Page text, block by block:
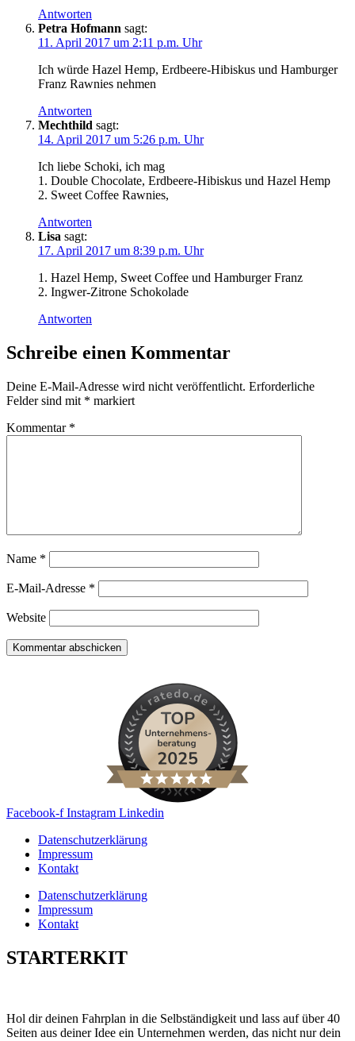
Antworten
Petra Hofmann sagt:
11. April 2017 um 2:11 p.m. Uhr
Ich würde Hazel Hemp, Erdbeere-Hibiskus und Hamburger
Franz Rawnies nehmen
Antworten
Mechthild sagt:
14. April 2017 um 5:26 p.m. Uhr
Ich liebe Schoki, ich mag
1. Double Chocolate, Erdbeere-Hibiskus und Hazel Hemp
2. Sweet Coffee Rawnies,
Antworten
Lisa sagt:
17. April 2017 um 8:39 p.m. Uhr
1. Hazel Hemp, Sweet Coffee und Hamburger Franz
2. Ingwer-Zitrone Schokolade
Antworten
Schreibe einen Kommentar
Deine E-Mail-Adresse wird nicht veröffentlicht. Erforderliche
Felder sind mit * markiert
Kommentar *
Name *
E-Mail-Adresse *
Website
Facebook-f Instagram Linkedin
Datenschutzerklärung
Impressum
Kontakt
Datenschutzerklärung
Impressum
Kontakt
STARTERKIT
Hol dir deinen Fahrplan in die Selbständigkeit und lass auf über 40
Seiten aus deiner Idee ein Unternehmen werden, das nicht nur dein